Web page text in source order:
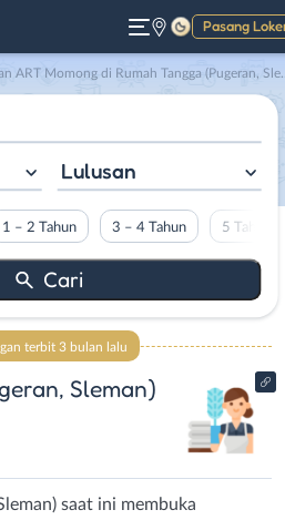
Pasang
Gelap
ART Momong di Rumah Tangga (Pugeran, Sleman)
Lulusan
1 – 2 Tahun 3 – 4 Tahun 5 Tahun
terbit 3 bulan lalu
Sleman)
saat ini membuka